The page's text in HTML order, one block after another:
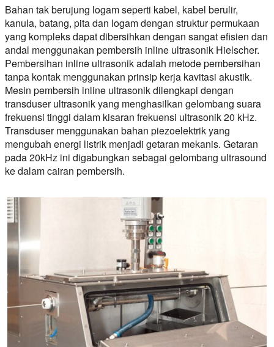
Bahan tak berujung logam seperti kabel, kabel berulir,
kanula, batang, pita dan logam dengan struktur permukaan
yang kompleks dapat dibersihkan dengan sangat efisien dan
andal menggunakan pembersih inline ultrasonik Hielscher.
Pembersihan inline ultrasonik adalah metode pembersihan
tanpa kontak menggunakan prinsip kerja kavitasi akustik.
Mesin pembersih inline ultrasonik dilengkapi dengan
transduser ultrasonik yang menghasilkan gelombang suara
frekuensi tinggi dalam kisaran frekuensi ultrasonik 20 kHz.
Transduser menggunakan bahan piezoelektrik yang
mengubah energi listrik menjadi getaran mekanis. Getaran
pada 20kHz ini digabungkan sebagai gelombang ultrasound
ke dalam cairan pembersih.